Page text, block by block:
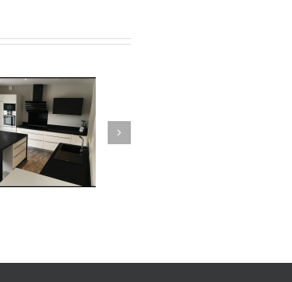
Bar arrondi avec plan de
travail en granit